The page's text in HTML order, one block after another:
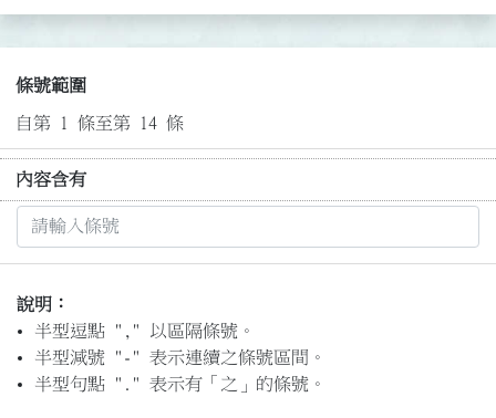
條號範圍
自第 1 條至第 14 條
內容含有
說明：
半型逗點 "," 以區隔條號。
半型減號 "-" 表示連續之條號區間。
半型句點 "." 表示有「之」的條號。